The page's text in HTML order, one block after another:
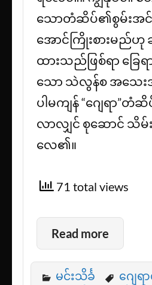
သောတံဆိပ်၏စွမ်းအင်
အောင်ကြိုးစားမည်ဟု
ထားသည်ဖြစ်ရာ ခြေ
သော သဲလွန်စ အသေး
ပါမကျန် “ဂျေရာ”
လာလျှင် စုဆောင် သိမ်
လေ၏။
71 total views
Read more
မင်းသိင်္ခ ဂျေ